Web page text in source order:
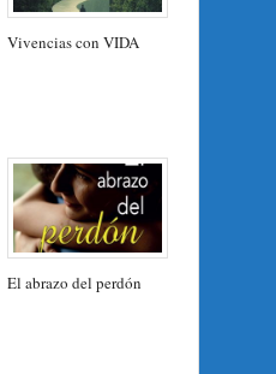
Vivencias con VIDA
El abrazo del perdón